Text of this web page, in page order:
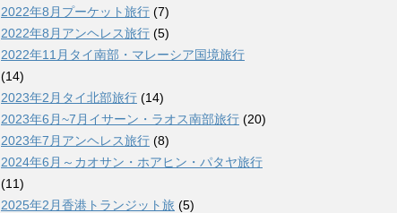
2022年8月プーケット旅行 (7)
2022年8月アンヘレス旅行 (5)
2022年11月タイ南部・マレーシア国境旅行
(14)
2023年2月タイ北部旅行 (14)
2023年6月~7月イサーン・ラオス南部旅行 (20)
2023年7月アンヘレス旅行 (8)
2024年6月～カオサン・ホアヒン・パタヤ旅行
(11)
2025年2月香港トランジット旅 (5)